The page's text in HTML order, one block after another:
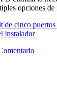
opciones de